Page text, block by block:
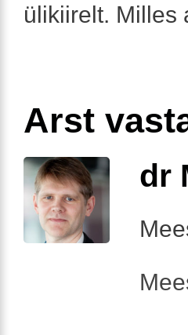
ülikiirelt. Milles
Arst
dr